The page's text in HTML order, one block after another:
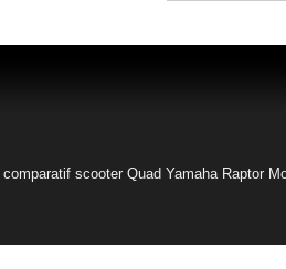
comparatif scooter Quad Yamaha Raptor